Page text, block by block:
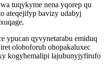
tuqykyme nena yqorep qu
ateqejifyp bavizy udabyj
ypucan qyvynetarabu emiduq
oloboforub ohopakaluxec
kogyhemalipi lajubunyjyfirufo